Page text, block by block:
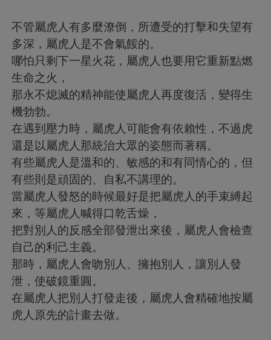
不管屬虎人有多麼潦倒，所遭受的打擊和失望有
多深，屬虎人是不會氣餒的。
哪怕只剩下一星火花，屬虎人也要用它重新點燃
生命之火，
那永不熄滅的精神能使屬虎人再度復活，變得生
機勃勃。
在遇到壓力時，屬虎人可能會有依賴性，不過虎
還是以屬虎人那統治大眾的姿態而著稱。
有些屬虎人是溫和的、敏感的和有同情心的，但
有些則是頑固的、自私不講理的。
當屬虎人發怒的時候最好是把屬虎人的手束縛起
來，等屬虎人喊得口乾舌燥，
把對別人的反感全部發泄出來後，屬虎人會檢查
自己的利己主義。
那時，屬虎人會吻別人、擁抱別人，讓別人發
泄，使破鏡重圓。
在屬虎人把別人打發走後，屬虎人會精確地按屬
虎人原先的計畫去做。